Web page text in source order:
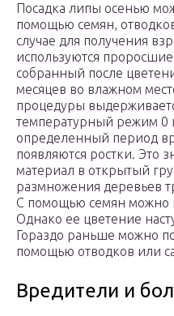
Посадка липы осенью
помощью семян,
случае для получения
используются
собранный после
месяцев во влажном
процедуры
температурный режим 0
определенный период
появляются ростки. Это
материал в открытый
размножения деревьев
С помощью семян можно
Однако ее цветение
Гораздо раньше можно
помощью отводков или
Вредители и